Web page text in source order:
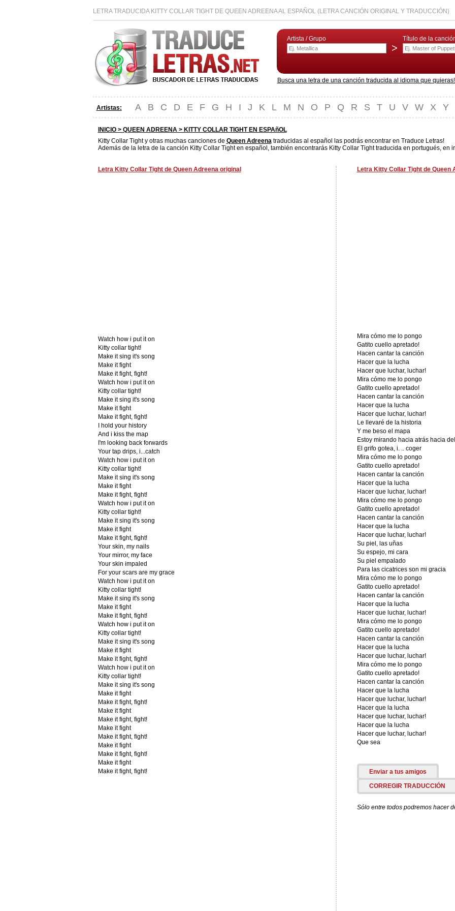
LETRA TRADUCIDA KITTY COLLAR TIGHT DE QUEEN ADREENA AL ESPAÑOL (LETRA CANCIÓN ORIGINAL Y TRADUCCIÓN)
Artista / Grupo
>
Título de la
Busca una letra de una canción traducida al idioma que
Artistas: A B C D E F G H I J K L M N O P Q R S T U V W X Y
INICIO > QUEEN ADREENA> KITTY COLLAR TIGHT EN ESPAñOL
Kitty Collar Tight y otras muchas canciones de Queen Adreenatraducidas al español las podrás encontrar en Traduce Letras!
Además de la letra de la canción Kitty Collar Tight en español, también encontrarás Kitty Collar Tight traducida en portugués, en
Letra Kitty Collar Tight de Queen Adreena original
Watch how i put it on
Kitty collar tight!
Make it sing it's song
Make it fight
Make it fight, fight!
Watch how i put it on
Kitty collar tight!
Make it sing it's song
Make it fight
Make it fight, fight!
I hold your history
And i kiss the map
I'm looking back forwards
Your tap drips, i...catch
Watch how i put it on
Kitty collar tight!
Make it sing it's song
Make it fight
Make it fight, fight!
Watch how i put it on
Kitty collar tight!
Make it sing it's song
Make it fight
Make it fight, fight!
Your skin, my nails
Your mirror, my face
Your skin impaled
For your scars are my grace
Watch how i put it on
Kitty collar tight!
Make it sing it's song
Make it fight
Make it fight, fight!
Watch how i put it on
Kitty collar tight!
Make it sing it's song
Make it fight
Make it fight, fight!
Watch how i put it on
Kitty collar tight!
Make it sing it's song
Make it fight
Make it fight, fight!
Make it fight
Make it fight, fight!
Make it fight
Make it fight, fight!
Make it fight
Make it fight, fight!
Make it fight
Make it fight, fight!
Letra Kitty Collar Tight de Queen
Mira cómo me lo pongo
Gatito cuello apretado!
Hacen cantar la canción
Hacer que la lucha
Hacer que luchar, luchar!
Mira cómo me lo pongo
Gatito cuello apretado!
Hacen cantar la canción
Hacer que la lucha
Hacer que luchar, luchar!
Le llevaré de la historia
Y me beso el mapa
Estoy mirando hacia atrás hacia
El grifo gotea, i. .. coger
Mira cómo me lo pongo
Gatito cuello apretado!
Hacen cantar la canción
Hacer que la lucha
Hacer que luchar, luchar!
Mira cómo me lo pongo
Gatito cuello apretado!
Hacen cantar la canción
Hacer que la lucha
Hacer que luchar, luchar!
Su piel, las uñas
Su espejo, mi cara
Su piel empalado
Para las cicatrices son mi gracia
Mira cómo me lo pongo
Gatito cuello apretado!
Hacen cantar la canción
Hacer que la lucha
Hacer que luchar, luchar!
Mira cómo me lo pongo
Gatito cuello apretado!
Hacen cantar la canción
Hacer que la lucha
Hacer que luchar, luchar!
Mira cómo me lo pongo
Gatito cuello apretado!
Hacen cantar la canción
Hacer que la lucha
Hacer que luchar, luchar!
Hacer que la lucha
Hacer que luchar, luchar!
Hacer que la lucha
Hacer que luchar, luchar!
Que sea
Enviar a tus amigos
CORREGIR TRADUCCIÓN
Sólo entre todos podremos hacer